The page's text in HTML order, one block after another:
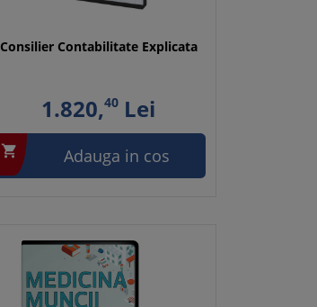
Consilier Contabilitate Explicata
1.820,40 Lei
 Adauga in cos